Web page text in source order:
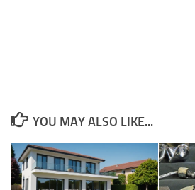
YOU MAY ALSO LIKE...